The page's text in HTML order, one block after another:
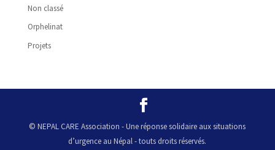
Non classé
Orphelinat
Projets
© NEPAL CARE Association - Une réponse solidaire aux situations
d’urgence au Népal - touts droits réservés.